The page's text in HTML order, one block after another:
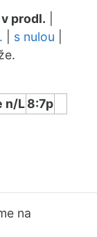
prodl.
s nulou
n/L8:7p
na